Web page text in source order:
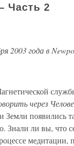
Часть 2
2003 года в
через
Земли появились
Знали ли вы, что
медитации,